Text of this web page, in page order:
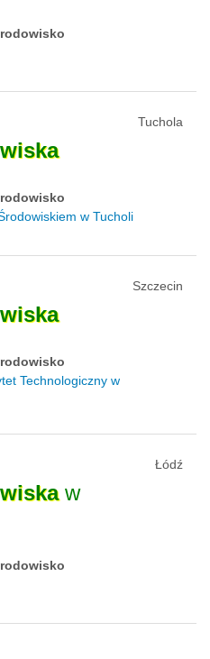
Tuchola
w Tucholi
Szczecin
Technologiczny w
Łódź
w